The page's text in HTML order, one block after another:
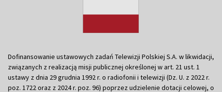
Dofinansowanie ustawowych zadań Telewizji Polskiej S.A. w likwidacji,
związanych z realizacją misji publicznej określonej w art. 21 ust. 1
ustawy z dnia 29 grudnia 1992 r. o radiofonii i telewizji (Dz. U. z 2022 r.
poz. 1722 oraz z 2024 r. poz. 96) poprzez udzielenie dotacji celowej, o